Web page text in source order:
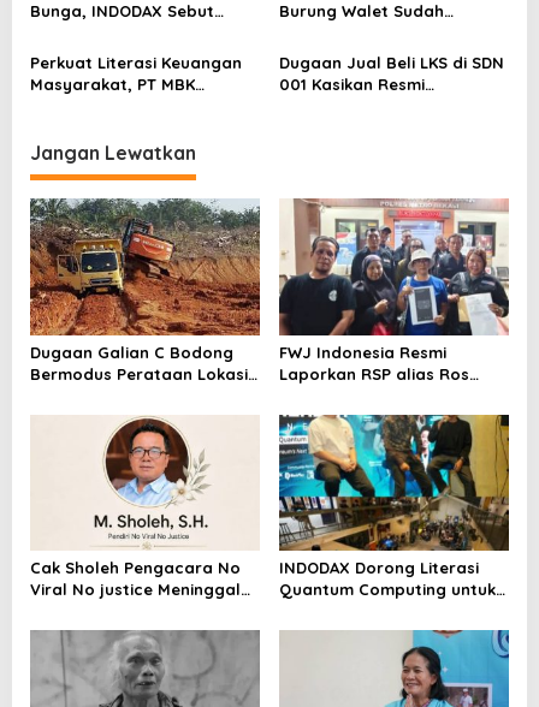
Bunga, INDODAX Sebut
Sentimen Pasar
Burung Walet Sudah
Pelapor Desak Polda Jambi
Segera Lakukan Penahanan
Perkuat Literasi Keuangan
Masyarakat, PT MBK
Dugaan Jual Beli LKS di SDN
001 Kasikan Resmi
Jangan Lewatkan
Dugaan Galian C Bodong
Bermodus Perataan Lokasi
Riau Akan Tinjauan Lokasi
FWJ Indonesia Resmi
Laporkan RSP alias Ros
Cak Sholeh Pengacara No
Viral No justice Meninggal
INDODAX Dorong Literasi
Quantum Computing untuk
Blockchain